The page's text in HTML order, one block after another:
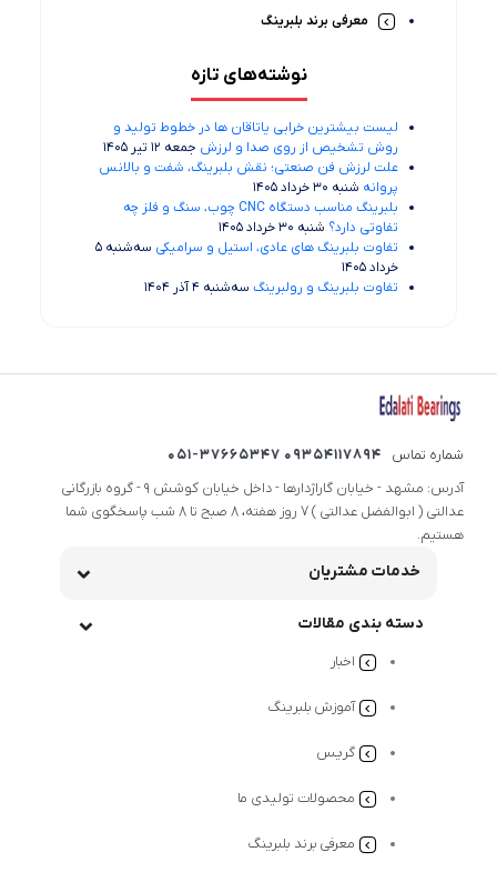
معرفی برند بلبرینگ
نوشته‌های تازه
لیست بیشترین خرابی‌ یاتاقان ها در خطوط تولید و
روش تشخیص از روی صدا و لرزش جمعه 12 تیر 1405
علت لرزش فن صنعتی؛ نقش بلبرینگ، شفت و بالانس
پروانه شنبه 30 خرداد 1405
بلبرینگ مناسب دستگاه CNC چوب، سنگ و فلز چه
تفاوتی دارد؟ شنبه 30 خرداد 1405
تفاوت بلبرینگ های عادی، استیل و سرامیکی
سه‌شنبه 5
خرداد 1405
تفاوت بلبرینگ و رولبرینگ سه‌شنبه 4 آذر 1404
شماره تماس
09354117894 051-37665347
آدرس: مشهد - خیابان گاراژدارها - داخل خیابان کوشش 9 - گروه بازرگانی
عدالتی ( ابوالفضل عدالتی ) 7 روز هفته، 8 صبح تا 8 شب پاسخگوی شما
هستیم.
خدمات مشتریان
دسته بندی مقالات
اخبار
آموزش بلبرینگ
گریس
محصولات تولیدی ما
معرفی برند بلبرینگ